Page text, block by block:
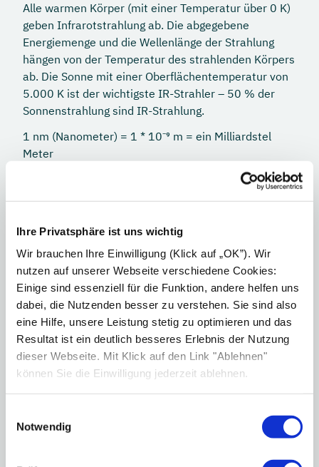
Ihre Privatsphäre ist uns wichtig
Wir brauchen Ihre Einwilligung (Klick auf „OK”). Wir
nutzen auf unserer Webseite verschiedene Cookies:
Einige sind essenziell für die Funktion, andere helfen uns
dabei, die Nutzenden besser zu verstehen. Sie sind also
eine Hilfe, unsere Leistung stetig zu optimieren und das
Resultat ist ein deutlich besseres Erlebnis der Nutzung
dieser Webseite. Mit Klick auf den Link "Ablehnen"
können Sie die Einwilligung jederzeit ablehnen.
Notwendig
Alle warmen Körper (mit einer Temperatur über 0 K)
geben Infrarotstrahlung ab. Die abgegebene
Energiemenge und die Wellenlänge der Strahlung
hängen von der Temperatur des strahlenden Körpers
ab. Die Sonne mit einer Oberflächentemperatur von
5.000 K ist der wichtigste IR-Strahler – 50 % der
Sonnenstrahlung sind IR-Strahlung.
1 nm (Nanometer) = 1 * 10⁻⁹ m = ein Milliardstel
Meter
Wie wirkt Infrarotstrahlung?